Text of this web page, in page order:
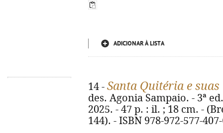
ADICIONAR À LISTA
14 - Santa Quitéria e
des. Agonia Sampaio. - 3ª
2025. - 47 p. : il. ; 18 cm. -
144). - ISBN 978-972-577-